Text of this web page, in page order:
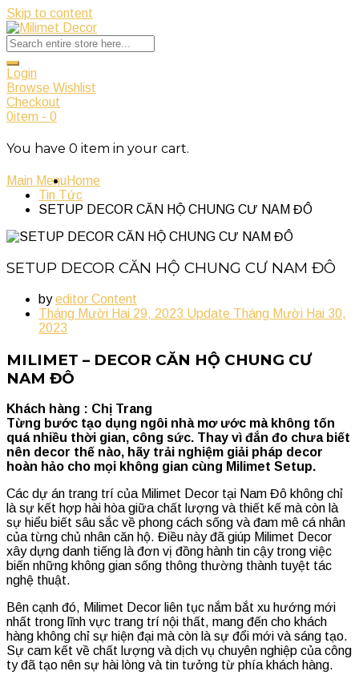
Skip to content
Login
Browse Wishlist
Checkout
0item - 0
You have 0 item in your cart.
Main Menu Home
Tin Tức
SETUP DECOR CĂN HỘ CHUNG CƯ NAM ĐÔ
SETUP DECOR CĂN HỘ CHUNG CƯ NAM ĐÔ
byeditor Content
Tháng Mười Hai 29, 2023 Update Tháng Mười Hai 30,
2023
MILIMET – DECOR CĂN HỘ CHUNG CƯ
NAM ĐÔ
Khách hàng : Chị Trang
Từng bước tạo dụng ngôi nhà mơ ước mà không tốn
quá nhiều thời gian, công sức. Thay vì đắn đo chưa biết
nên decor thế nào, hãy trải nghiệm giải pháp decor
hoàn hảo cho mọi không gian cùng Milimet Setup.
Các dự án trang trí của Milimet Decor tại Nam Đô không chỉ
là sự kết hợp hài hòa giữa chất lượng và thiết kế mà còn là
sự hiểu biết sâu sắc về phong cách sống và đam mê cá nhân
của từng chủ nhân căn hộ. Điều này đã giúp Milimet Decor
xây dựng danh tiếng là đơn vị đồng hành tin cậy trong việc
biến những không gian sống thông thường thành tuyệt tác
nghệ thuật.
Bên cạnh đó, Milimet Decor liên tục nắm bắt xu hướng mới
nhất trong lĩnh vực trang trí nội thất, mang đến cho khách
hàng không chỉ sự hiện đại mà còn là sự đổi mới và sáng tạo.
Sự cam kết về chất lượng và dịch vụ chuyên nghiệp của công
ty đã tạo nên sự hài lòng và tin tưởng từ phía khách hàng.